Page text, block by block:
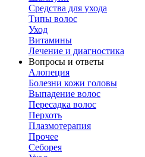
Средства для ухода
Типы волос
Уход
Витамины
Лечение и диагностика
Вопросы и ответы
Алопеция
Болезни кожи головы
Выпадение волос
Пересадка волос
Перхоть
Плазмотерапия
Прочее
Себорея